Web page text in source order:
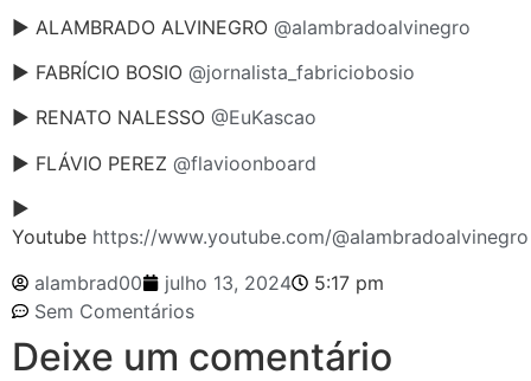
► ALAMBRADO ALVINEGRO @alambradoalvinegro
► FABRÍCIO BOSIO @jornalista_fabriciobosio
► RENATO NALESSO @EuKascao
► FLÁVIO PEREZ @flavioonboard
►
Youtube https://www.youtube.com/@alambradoalvinegro
alambrad00
julho 13, 2024
5:17 pm
Sem Comentários
Deixe um comentário